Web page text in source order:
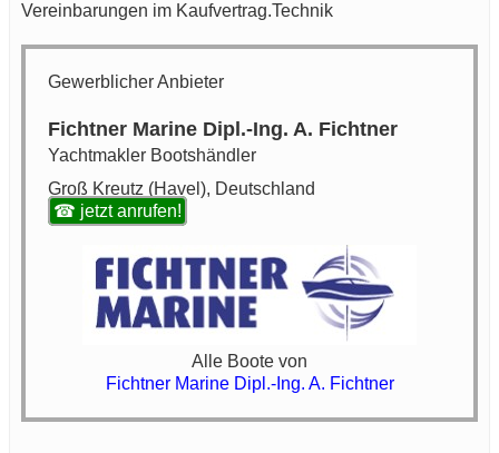
Vereinbarungen im Kaufvertrag.Technik
Gewerblicher Anbieter
Fichtner Marine Dipl.-Ing. A. Fichtner
Yachtmakler Bootshändler
Groß Kreutz (Havel), Deutschland
☎ jetzt anrufen!
Alle Boote von
Fichtner Marine Dipl.-Ing. A. Fichtner